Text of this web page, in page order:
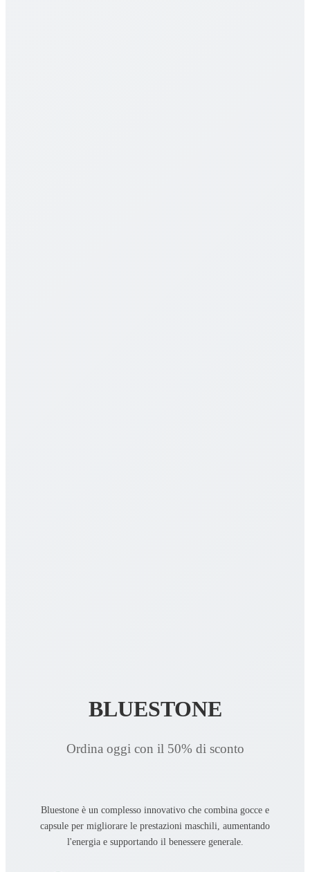
BLUESTONE
Ordina oggi con il 50% di sconto
Bluestone è un complesso innovativo che combina gocce e
capsule per migliorare le prestazioni maschili, aumentando
l'energia e supportando il benessere generale.